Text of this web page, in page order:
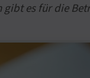
es für die